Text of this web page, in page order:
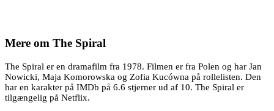
Mere om The Spiral
The Spiral er en dramafilm fra 1978. Filmen er fra Polen og har Jan
Nowicki, Maja Komorowska og Zofia Kucówna på rollelisten. Den
har en karakter på IMDb på 6.6 stjerner ud af 10. The Spiral er
tilgængelig på Netflix.